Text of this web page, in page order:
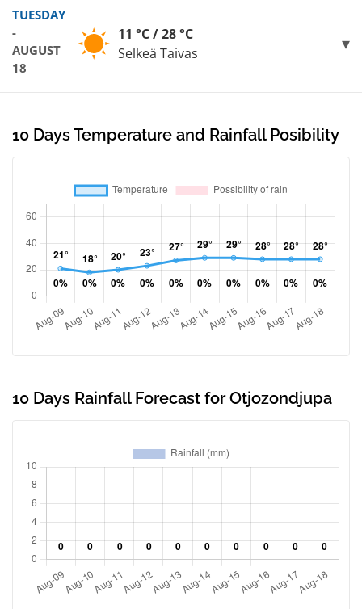
TUESDAY
-
AUGUST
18
11 °C / 28 °C
Selkeä Taivas
10 Days Temperature and Rainfall Posibility
10 Days Rainfall Forecast for Otjozondjupa